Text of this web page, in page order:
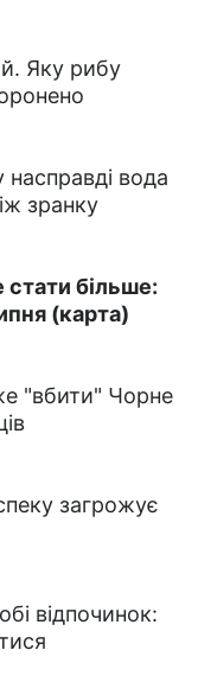
Яку рибу
вода
зранку
стати більше:
(карта)
"вбити" Чорне
загрожує
відпочинок: